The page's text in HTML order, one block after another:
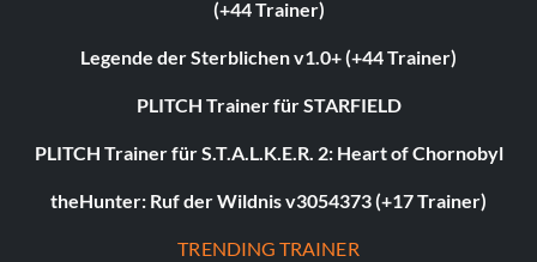
(+44 Trainer)
Legende der Sterblichen v1.0+ (+44 Trainer)
PLITCH Trainer für STARFIELD
PLITCH Trainer für S.T.A.L.K.E.R. 2: Heart of Chornobyl
theHunter: Ruf der Wildnis v3054373 (+17 Trainer)
TRENDING TRAINER